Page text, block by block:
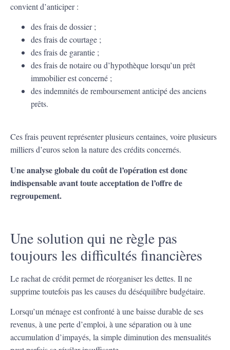
convient d’anticiper :
des frais de dossier ;
des frais de courtage ;
des frais de garantie ;
des frais de notaire ou d’hypothèque lorsqu’un prêt
immobilier est concerné ;
des indemnités de remboursement anticipé des anciens
prêts.
Ces frais peuvent représenter plusieurs centaines, voire plusieurs
milliers d’euros selon la nature des crédits concernés.
Une analyse globale du coût de l’opération est donc
indispensable avant toute acceptation de l’offre de
regroupement.
Une solution qui ne règle pas
toujours les difficultés financières
Le rachat de crédit permet de réorganiser les dettes. Il ne
supprime toutefois pas les causes du déséquilibre budgétaire.
Lorsqu’un ménage est confronté à une baisse durable de ses
revenus, à une perte d’emploi, à une séparation ou à une
accumulation d’impayés, la simple diminution des mensualités